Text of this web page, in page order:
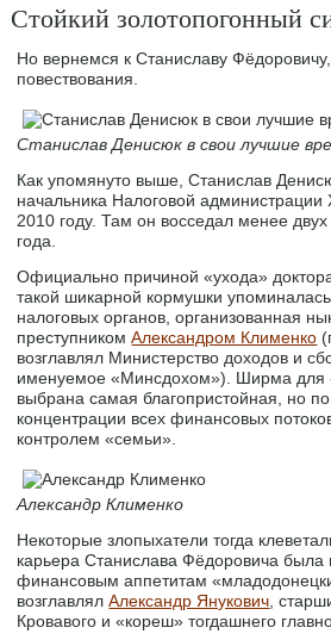
Стойкий золотопогонный
Но вернемся к Станиславу
повествования.
Станислав Денисюк в свои лучшие
Как упомянуто выше, Станислав
начальника Налоговой администрации
2010 году. Там он восседал менее
года.
Официально причиной «ухода»
такой шикарной кормушки
налоговых органов, организованная
преступникомАлександром Клименко
возглавлял Министерство доходов и
именуемое «Минсдохом»). Ширма
выбрана самая благопристойная, но
концентрации всех финансовых
контролем «семьи».
Александр Клименко
Некоторые злопыхатели тогда
карьера Станислава Фёдоровича была
финансовым аппетитам
возглавлялАлександр Янукович,
Кровавого и «кореш» тогдашнего